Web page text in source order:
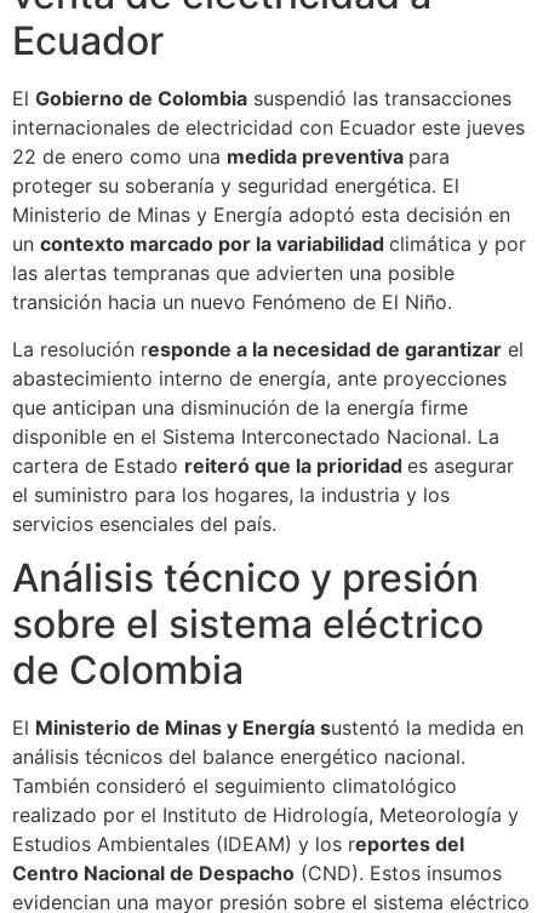
Ecuador
El Gobierno de Colombia suspendió las transacciones
internacionales de electricidad con Ecuador este jueves
22 de enero como una medida preventiva para
proteger su soberanía y seguridad energética. El
Ministerio de Minas y Energía adoptó esta decisión en
un contexto marcado por la variabilidad climática y por
las alertas tempranas que advierten una posible
transición hacia un nuevo Fenómeno de El Niño.
La resolución responde a la necesidad de garantizar el
abastecimiento interno de energía, ante proyecciones
que anticipan una disminución de la energía firme
disponible en el Sistema Interconectado Nacional. La
cartera de Estado reiteró que la prioridad es asegurar
el suministro para los hogares, la industria y los
servicios esenciales del país.
Análisis técnico y presión
sobre el sistema eléctrico
de Colombia
El Ministerio de Minas y Energía sustentó la medida en
análisis técnicos del balance energético nacional.
También consideró el seguimiento climatológico
realizado por el Instituto de Hidrología, Meteorología y
Estudios Ambientales (IDEAM) y los reportes del
Centro Nacional de Despacho (CND). Estos insumos
evidencian una mayor presión sobre el sistema eléctrico